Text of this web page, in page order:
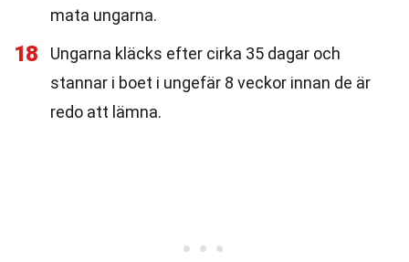
mata ungarna.
18
Ungarna kläcks efter cirka 35 dagar och
stannar i boet i ungefär 8 veckor innan de är
redo att lämna.